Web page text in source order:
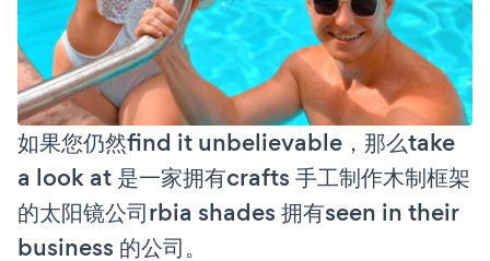
如果您仍然find it unbelievable，那么take
a look at 是一家拥有crafts 手工制作木制框架
的太阳镜公司rbia shades 拥有seen in their
business 的公司。